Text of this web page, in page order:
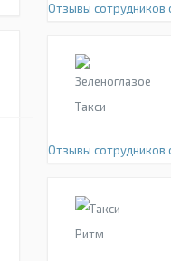
Отзывы сотрудников
Отзывы сотрудников